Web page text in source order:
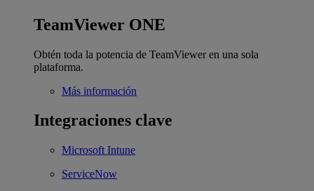
TeamViewer ONE
Obtén toda la potencia de TeamViewer en una sola
plataforma.
Más información
Integraciones clave
Microsoft Intune
ServiceNow